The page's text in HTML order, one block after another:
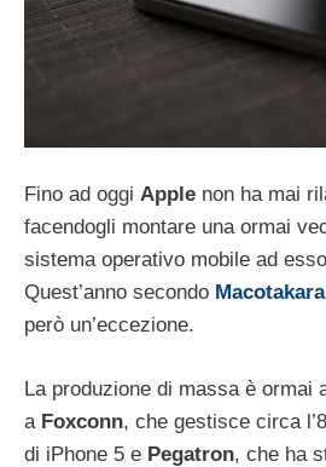
Fino ad oggi Apple non ha mai
facendogli montare una ormai
sistema operativo mobile ad
Quest’anno secondo Macotakara
però un’eccezione.
La produzione di massa è ormai
a Foxconn, che gestisce circa
di iPhone 5 e Pegatron, che ha